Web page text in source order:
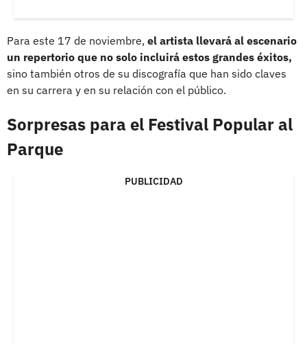
Para este 17 de noviembre, el artista llevará al escenario
un repertorio que no solo incluirá estos grandes éxitos,
sino también otros de su discografía que han sido claves
en su carrera y en su relación con el público.
Sorpresas para el Festival Popular al
Parque
PUBLICIDAD